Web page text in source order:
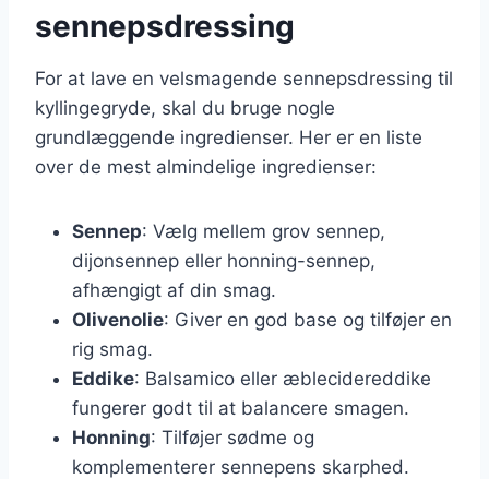
sennepsdressing
For at lave en velsmagende sennepsdressing til
kyllingegryde, skal du bruge nogle
grundlæggende ingredienser. Her er en liste
over de mest almindelige ingredienser:
Sennep: Vælg mellem grov sennep,
dijonsennep eller honning-sennep,
afhængigt af din smag.
Olivenolie: Giver en god base og tilføjer en
rig smag.
Eddike: Balsamico eller æblecidereddike
fungerer godt til at balancere smagen.
Honning: Tilføjer sødme og
komplementerer sennepens skarphed.